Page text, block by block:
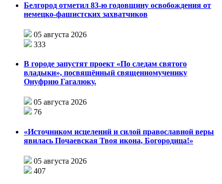
Белгород отметил 83-ю годовщину освобождения от
немецко-фашистских захватчиков
05 августа 2026
333
В городе запустят проект «По следам святого
владыки», посвящённый священномученику
Онуфрию Гагалюку.
05 августа 2026
76
«Источником исцелений и силой православной веры
явилась Почаевская Твоя икона, Богородица!»
05 августа 2026
407